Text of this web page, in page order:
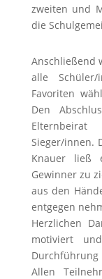
zweiten und
die
Anschließend
alle
Favoriten
Den
Sieger/innen.
Knauer ließ
Gewinner zu
aus den
entgegen
Herzlichen
motiviert
Durchführung
Allen